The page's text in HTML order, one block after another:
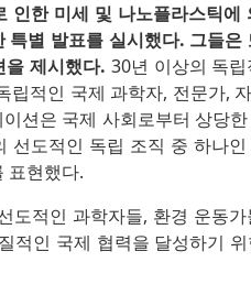
인한 미세 및 나노플라스틱에
별 발표를 실시했다. 그들은
을 제시했다. 30년 이상의 독
립적인 국제 과학자, 전문가,
션은 국제 사회로부터 상당
도적인 독립 조직 중 하나인
표현했다.
도적인 과학자들, 환경 운동
적인 국제 협력을 달성하기